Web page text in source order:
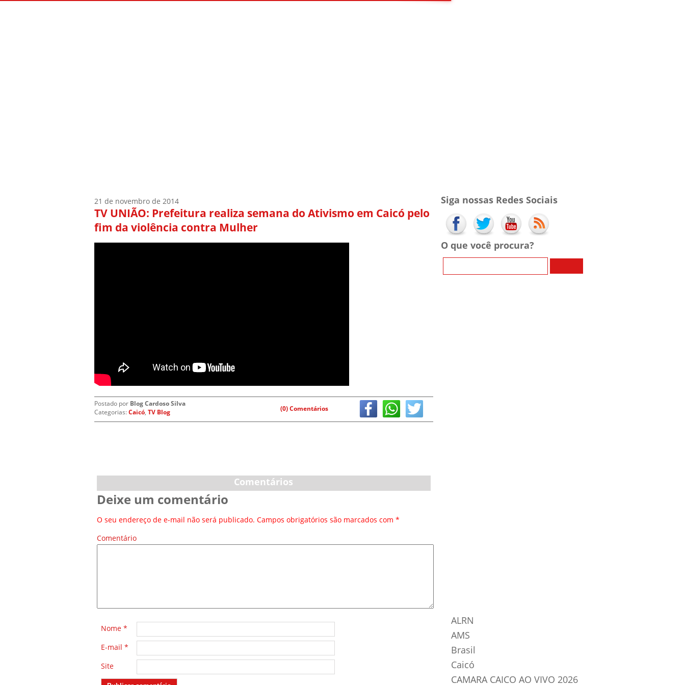
21 de novembro de 2014
TV UNIÃO: Prefeitura realiza semana do Ativismo em Caicó pelo
fim da violência contra Mulher
Postado por Blog Cardoso Silva
Categorias:Caicó, TV Blog (0) Comentários
Comentários
Deixe um comentário
O seu endereço de e-mail não será publicado. Campos obrigatórios são marcados com *
Comentário
Nome *
E-mail *
Site
Siga nossas Redes Sociais
O que você procura?
ALRN
AMS
Brasil
Caicó
CAMARA CAICO AO VIVO 2026